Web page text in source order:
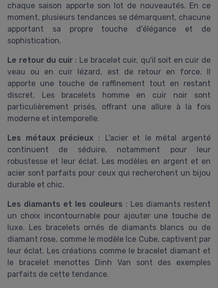
chaque saison apporte son lot de nouveautés. En ce
moment, plusieurs tendances se démarquent, chacune
apportant sa propre touche d'élégance et de
sophistication.
Le retour du cuir: Le bracelet cuir, qu'il soit en cuir de
veau ou en cuir lézard, est de retour en force. Il
apporte une touche de raffinement tout en restant
discret. Les bracelets homme en cuir noir sont
particulièrement prisés, offrant une allure à la fois
moderne et intemporelle.
Les métaux précieux : L'acier et le métal argenté
continuent de séduire, notamment pour leur
robustesse et leur éclat. Les modèles en argent et en
acier sont parfaits pour ceux qui recherchent un bijou
durable et chic.
Les diamants et les couleurs : Les diamants restent
un choix incontournable pour ajouter une touche de
luxe. Les bracelets ornés de diamants blancs ou de
diamant rose, comme le modèle Ice Cube, captivent par
leur éclat. Les créations comme le bracelet diamant et
le bracelet menottes Dinh Van sont des exemples
parfaits de cette tendance.